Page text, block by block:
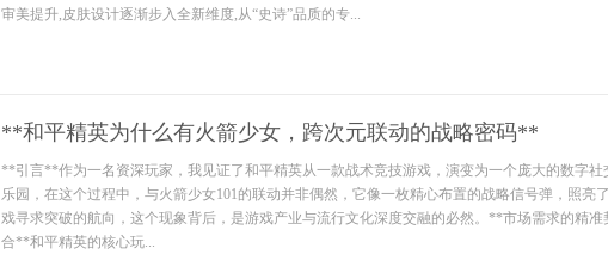
审美提升,皮肤设计逐渐步入全新维度,从“史诗”品质的专...
**和平精英为什么有火箭少女，跨次元联动的战略密码**
**引言**作为一名资深玩家，我见证了和平精英从一款战术竞技游戏，演变为一个庞大的数字社
乐园，在这个过程中，与火箭少女101的联动并非偶然，它像一枚精心布置的战略信号弹，照亮
戏寻求突破的航向，这个现象背后，是游戏产业与流行文化深度交融的必然。**市场需求的精准
合**和平精英的核心玩...